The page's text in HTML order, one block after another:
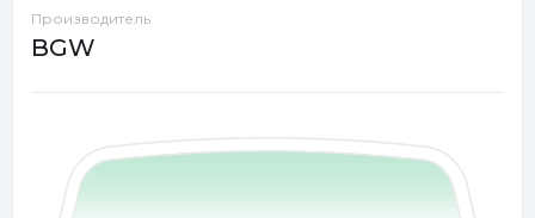
Производитель
BGW